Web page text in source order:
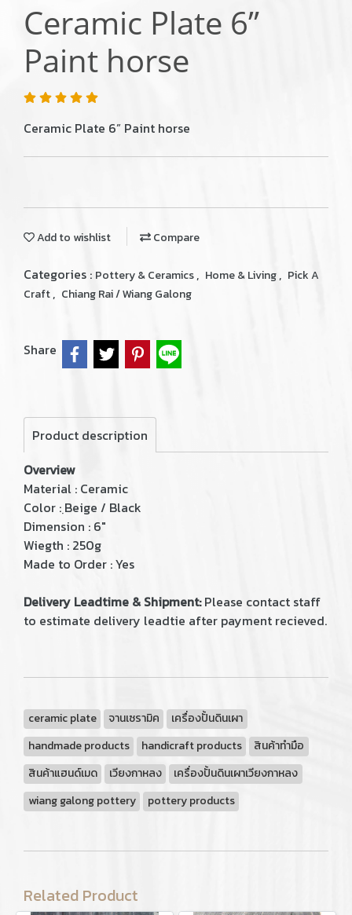
Ceramic Plate 6”
Paint horse
Ceramic Plate 6” Paint horse
Add to wishlist Compare
Categories : Pottery & Ceramics, Home & Living, Pick A
Craft, Chiang Rai / Wiang Galong
Share
Product description
Overview
Material : Ceramic
Color : ฺBeige / Black
Dimension : 6"
Wiegth : 250g
Made to Order : Yes
Delivery Leadtime & Shipment:Please contact staff
to estimate delivery leadtie after payment recieved.
ceramic plate จานเซรามิค
เครื่องปั้นดินเผา
handmade products
handicraft products
สินค้าทำมือ
สินค้าแฮนด์เมด
เวียงกาหลง
เครื่องปั้นดินเผาเวียงกาหลง
wiang galong pottery
pottery products
Related Product